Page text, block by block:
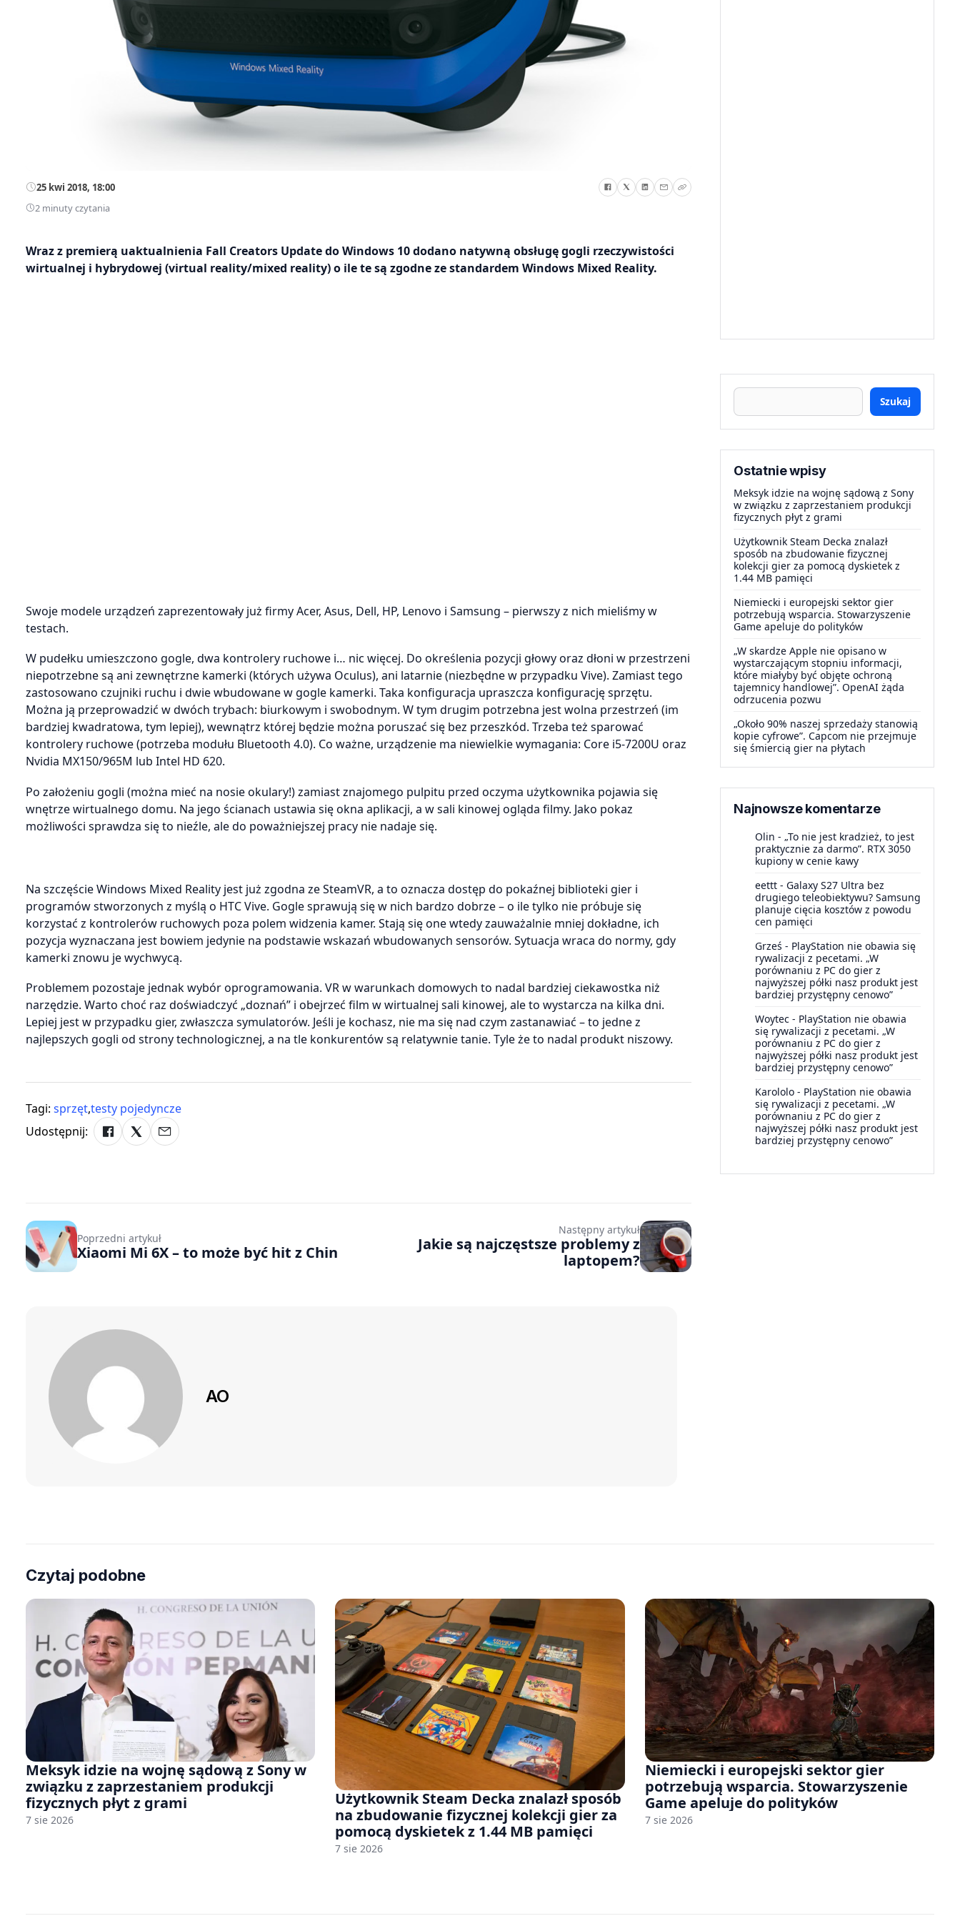
25 kwi 2018, 18:00
2 minuty czytania
Wraz z premierą uaktualnienia Fall Creators Update do Windows 10 dodano natywną obsługę gogli rzeczywistości
wirtualnej i hybrydowej (virtual reality/mixed reality) o ile te są zgodne ze standardem Windows Mixed Reality.
Swoje modele urządzeń zaprezentowały już firmy Acer, Asus, Dell, HP, Lenovo i Samsung – pierwszy z nich mieliśmy w
testach.
W pudełku umieszczono gogle, dwa kontrolery ruchowe i… nic więcej. Do określenia pozycji głowy oraz dłoni w przestrzeni
niepotrzebne są ani zewnętrzne kamerki (których używa Oculus), ani latarnie (niezbędne w przypadku Vive). Zamiast tego
zastosowano czujniki ruchu i dwie wbudowane w gogle kamerki. Taka konfiguracja upraszcza konfigurację sprzętu.
Można ją przeprowadzić w dwóch trybach: biurkowym i swobodnym. W tym drugim potrzebna jest wolna przestrzeń (im
bardziej kwadratowa, tym lepiej), wewnątrz której będzie można poruszać się bez przeszkód. Trzeba też sparować
kontrolery ruchowe (potrzeba modułu Bluetooth 4.0). Co ważne, urządzenie ma niewielkie wymagania: Core i5-7200U oraz
Nvidia MX150/965M lub Intel HD 620.
Po założeniu gogli (można mieć na nosie okulary!) zamiast znajomego pulpitu przed oczyma użytkownika pojawia się
wnętrze wirtualnego domu. Na jego ścianach ustawia się okna aplikacji, a w sali kinowej ogląda filmy. Jako pokaz
możliwości sprawdza się to nieźle, ale do poważniejszej pracy nie nadaje się.
Na szczęście Windows Mixed Reality jest już zgodna ze SteamVR, a to oznacza dostęp do pokaźnej biblioteki gier i
programów stworzonych z myślą o HTC Vive. Gogle sprawują się w nich bardzo dobrze – o ile tylko nie próbuje się
korzystać z kontrolerów ruchowych poza polem widzenia kamer. Stają się one wtedy zauważalnie mniej dokładne, ich
pozycja wyznaczana jest bowiem jedynie na podstawie wskazań wbudowanych sensorów. Sytuacja wraca do normy, gdy
kamerki znowu je wychwycą.
Problemem pozostaje jednak wybór oprogramowania. VR w warunkach domowych to nadal bardziej ciekawostka niż
narzędzie. Warto choć raz doświadczyć „doznań” i obejrzeć film w wirtualnej sali kinowej, ale to wystarcza na kilka dni.
Lepiej jest w przypadku gier, zwłaszcza symulatorów. Jeśli je kochasz, nie ma się nad czym zastanawiać – to jedne z
najlepszych gogli od strony technologicznej, a na tle konkurentów są relatywnie tanie. Tyle że to nadal produkt niszowy.
Tagi: sprzęt,testy pojedyncze
Udostępnij:
Szukaj
Ostatnie wpisy
Meksyk idzie na wojnę sądową z Sony
w związku z zaprzestaniem produkcji
fizycznych płyt z grami
Użytkownik Steam Decka znalazł
sposób na zbudowanie fizycznej
kolekcji gier za pomocą dyskietek z
1.44 MB pamięci
Niemiecki i europejski sektor gier
potrzebują wsparcia. Stowarzyszenie
Game apeluje do polityków
„W skardze Apple nie opisano w
wystarczającym stopniu informacji,
które miałyby być objęte ochroną
tajemnicy handlowej”. OpenAI żąda
odrzucenia pozwu
„Około 90% naszej sprzedaży stanowią
kopie cyfrowe”. Capcom nie przejmuje
się śmiercią gier na płytach
Najnowsze komentarze
Olin - „To nie jest kradzież, to jest
praktycznie za darmo”. RTX 3050
kupiony w cenie kawy
eettt - Galaxy S27 Ultra bez
drugiego teleobiektywu? Samsung
planuje cięcia kosztów z powodu
cen pamięci
Grześ - PlayStation nie obawia się
rywalizacji z pecetami. „W
porównaniu z PC do gier z
najwyższej półki nasz produkt jest
bardziej przystępny cenowo”
Woytec - PlayStation nie obawia
się rywalizacji z pecetami. „W
porównaniu z PC do gier z
najwyższej półki nasz produkt jest
bardziej przystępny cenowo”
Karololo - PlayStation nie obawia
się rywalizacji z pecetami. „W
porównaniu z PC do gier z
najwyższej półki nasz produkt jest
bardziej przystępny cenowo”
Poprzedni artykuł
Xiaomi Mi 6X – to może być hit z Chin
Następny artykuł
Jakie są najczęstsze problemy z
laptopem?
AO
Czytaj podobne
Meksyk idzie na wojnę sądową z Sony w
związku z zaprzestaniem produkcji
fizycznych płyt z grami
7 sie 2026
Użytkownik Steam Decka znalazł sposób
na zbudowanie fizycznej kolekcji gier za
pomocą dyskietek z 1.44 MB pamięci
7 sie 2026
Niemiecki i europejski sektor gier
potrzebują wsparcia. Stowarzyszenie
Game apeluje do polityków
7 sie 2026